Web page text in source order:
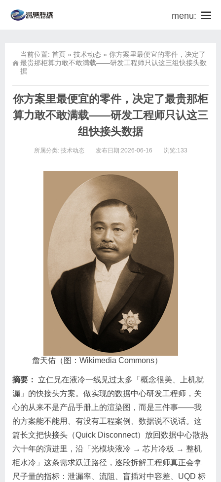
menu:
当前位置: 首页 » 技术动态 » 你方案里最便宜的零件，决定了
最贵那柜算力敢不敢满载——研发工程师只认这三组快接头数
据
你方案里最便宜的零件，决定了最贵那柜
算力敢不敢满载——研发工程师只认这三
组快接头数据
所属分类: 技术动态 发布日期:2026-06-16 浏览:133
詹天佑（图：Wikimedia Commons）
摘要：
立仁兄在液冷一线见过太多「概念很美、上机就
漏」的快接头方案。做实现的数据中心研发工程师，关
心的从来不是产品手册上的渲染图，而是三件事——我
的方案能不能用、有没有工程案例、数据说不说话。这
篇长文把快接头（Quick Disconnect）放回数据中心散热
六十年的演进里，沿「光模块液冷 → 芯片冷板 → 整机
柜水冷」这条需求跃迁路径，逐段拆解工程师真正会拿
尺子量的指标：泄漏率、流阻、盲插对中容差、UQD 标